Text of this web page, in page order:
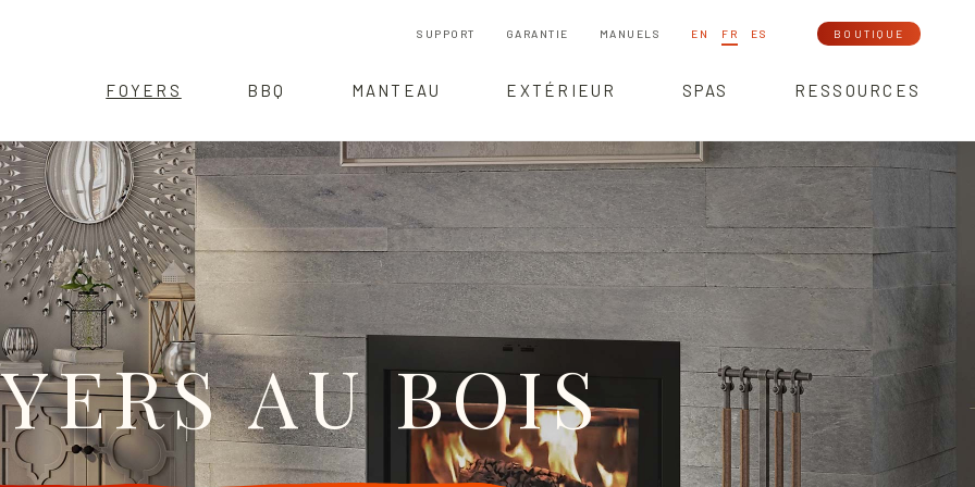
SUPPORT GARANTIE MANUELS EN FR ES
FOYERS BBQ MANTEAU EXTÉRIEUR SPAS RESSOURCES
BOUTIQUE
AU BOIS